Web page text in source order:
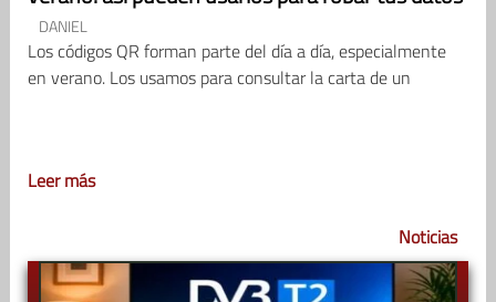
DANIEL
Los códigos QR forman parte del día a día, especialmente
en verano. Los usamos para consultar la carta de un
Leer más
Noticias